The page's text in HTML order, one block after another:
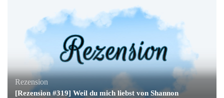
Rezension
[Rezension #319] Weil du mich liebst von Shannon